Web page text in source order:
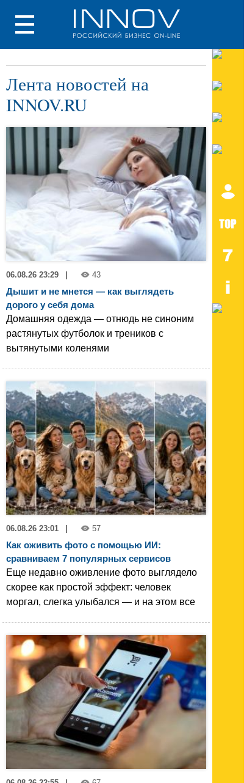
Лента новостей на
INNOV.RU
06.08.26 23:29 43
Дышит и не мнется — как выглядеть
дорого у себя дома
Домашняя одежда — отнюдь не синоним
растянутых футболок и треников с
вытянутыми коленями
06.08.26 23:01 57
Как оживить фото с помощью ИИ:
сравниваем 7 популярных сервисов
Еще недавно оживление фото выглядело
скорее как простой эффект: человек
моргал, слегка улыбался — и на этом все